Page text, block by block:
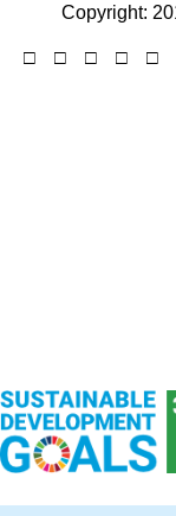
Copyright:
□ □ □ □ □